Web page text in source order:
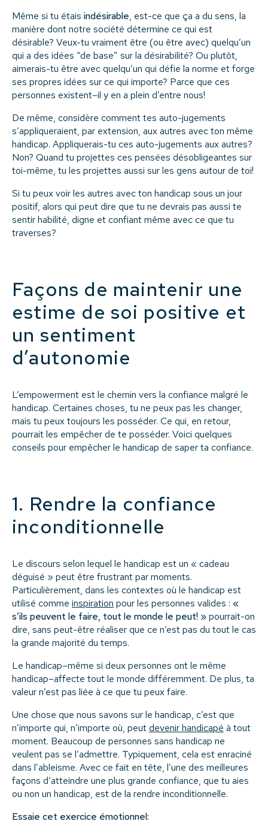
Même si tu étais indésirable, est-ce que ça a du sens, la
manière dont notre société détermine ce qui est
désirable? Veux-tu vraiment être (ou être avec) quelqu’un
qui a des idées “de base” sur la désirabilité? Ou plutôt,
aimerais-tu être avec quelqu’un qui défie la norme et forge
ses propres idées sur ce qui importe? Parce que ces
personnes existent–il y en a plein d’entre nous!
De même, considère comment tes auto-jugements
s’appliqueraient, par extension, aux autres avec ton même
handicap. Appliquerais-tu ces auto-jugements aux autres?
Non? Quand tu projettes ces pensées désobligeantes sur
toi-même, tu les projettes aussi sur les gens autour de toi!
Si tu peux voir les autres avec ton handicap sous un jour
positif, alors qui peut dire que tu ne devrais pas aussi te
sentir habilité, digne et confiant même avec ce que tu
traverses?
Façons de maintenir une
estime de soi positive et
un sentiment
d’autonomie
L’empowerment est le chemin vers la confiance malgré le
handicap. Certaines choses, tu ne peux pas les changer,
mais tu peux toujours les posséder. Ce qui, en retour,
pourrait les empêcher de te posséder. Voici quelques
conseils pour empêcher le handicap de saper ta confiance.
1. Rendre la confiance
inconditionnelle
Le discours selon lequel le handicap est un « cadeau
déguisé » peut être frustrant par moments.
Particulièrement, dans les contextes où le handicap est
utilisé comme inspiration pour les personnes valides : «
s’ils peuvent le faire, tout le monde le peut! »pourrait-on
dire, sans peut-être réaliser que ce n’est pas du tout le cas
la grande majorité du temps.
Le handicap–même si deux personnes ont le même
handicap–affecte tout le monde différemment. De plus, ta
valeur n’est pas liée à ce que tu peux faire.
Une chose que nous savons sur le handicap, c’est que
n’importe qui, n’importe où, peutdevenir handicapé à tout
moment. Beaucoup de personnes sans handicap ne
veulent pas se l’admettre. Typiquement, cela est enraciné
dans l’ableisme. Avec ce fait en tête, l’une des meilleures
façons d’atteindre une plus grande confiance, que tu aies
ou non un handicap, est de la rendre inconditionnelle.
Essaie cet exercice émotionnel: